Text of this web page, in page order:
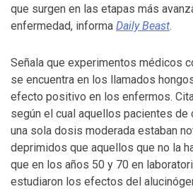
que surgen en las etapas más
enfermedad, informa Daily Beast.
Señala que experimentos médicos
se encuentra en los llamados
efecto positivo en los enfermos.
según el cual aquellos pacientes de
una sola dosis moderada estaban
deprimidos que aquellos que no la
que en los años 50 y 70 en
estudiaron los efectos del